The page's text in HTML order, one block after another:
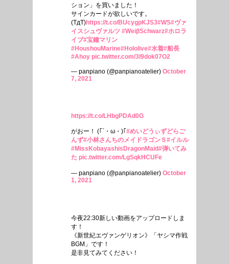
ション」を買いました！
サインカードが欲しいです。
(TдT)https://t.co/BUcygpKJS3#WS#ヴァ
イスシュヴァルツ #WeiβSchwarz#ホロラ
イブ#宝鐘マリン
#HoushouMarine#Hololive#水着#船長
#Ahoy pic.twitter.com/3l9dok07O2
— panpiano (@panpianoatelier) October
7, 2021
https://t.co/LHbgPDAd0G
がおー！ (｢`・ω・)｢ #めいどうぃずどらご
んず#小林さんちのメイドラゴンＳ#イルル
#MissKobayashisDragonMaid#弾いてみ
た pic.twitter.com/LgSqkHCUFe
— panpiano (@panpianoatelier) October
1, 2021
今夜22:30新しい動画をアップロードしま
す！
《新世紀エヴァンゲリオン》「ヤシマ作戦
BGM」です！
是非見てみてください！